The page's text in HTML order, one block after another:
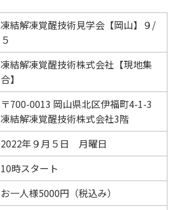
凍結解凍覚醒技術見学会【岡山】９/
５
凍結解凍覚醒技術株式会社【現地集
合】
〒700-0013 岡山県北区伊福町4-1-3
凍結解凍覚醒技術株式会社3階
2022年９月５日 月曜日
10時スタート
お一人様5000円（税込み）